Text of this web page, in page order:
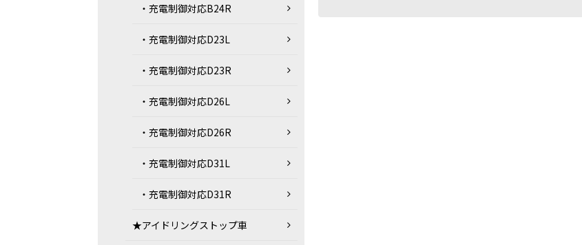
・充電制御対応B24R
・充電制御対応D23L
・充電制御対応D23R
・充電制御対応D26L
・充電制御対応D26R
・充電制御対応D31L
・充電制御対応D31R
★アイドリングストップ車